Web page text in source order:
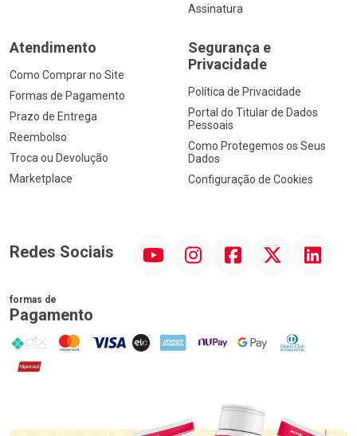
Assinatura
Atendimento
Como Comprar no Site
Formas de Pagamento
Prazo de Entrega
Reembolso
Troca ou Devolução
Marketplace
Segurança e
Privacidade
Política de Privacidade
Portal do Titular de Dados
Pessoais
Como Protegemos os Seus
Dados
Configuração de Cookies
Redes Sociais InstagramFacebook Linkedin
formas de
Pagamento
PIX MasterCard
VISA ELO AMEX NuPay Google PayDiners Club
Hipercard
Promoção em Destaque